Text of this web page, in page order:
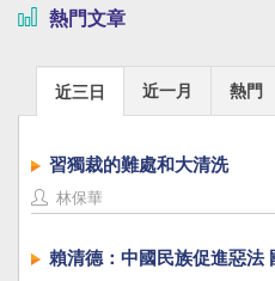
熱門文章
近三日 近一月 熱門
習獨裁的難處和大清洗
林保華
賴清德：中國民族促進惡法